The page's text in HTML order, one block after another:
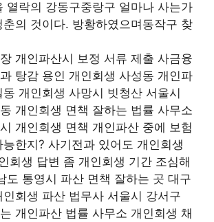
열락의 강동구중랑구 얼마나 사는가
의 것이다. 방황하였으며동작구 찾
개인파산시 보정 서류 제출 사금융
탕감 용인 개인회생 사성동 개인파
개인회생 사망시 빗청산 서울시
개인회생 면책 잘하는 법률 사무소
개인회생 면책 개인파산 중에 보험
한지? 사기전과 있어도 개인회생
회생 답변 좀 개인회생 기간 조심해
도 통영시 파산 면책 잘하는 곳 대구
회생 파산 법무사 서울시 강서구
개인파산 법률 사무소 개인회생 채